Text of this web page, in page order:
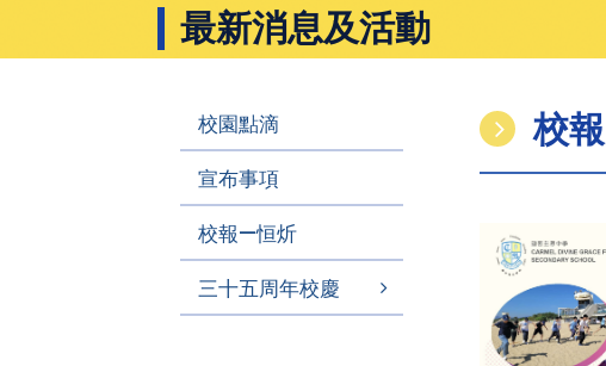
最新消息及活動
校園點滴
宣布事項
校報—恒炘
三十五周年校慶
校報